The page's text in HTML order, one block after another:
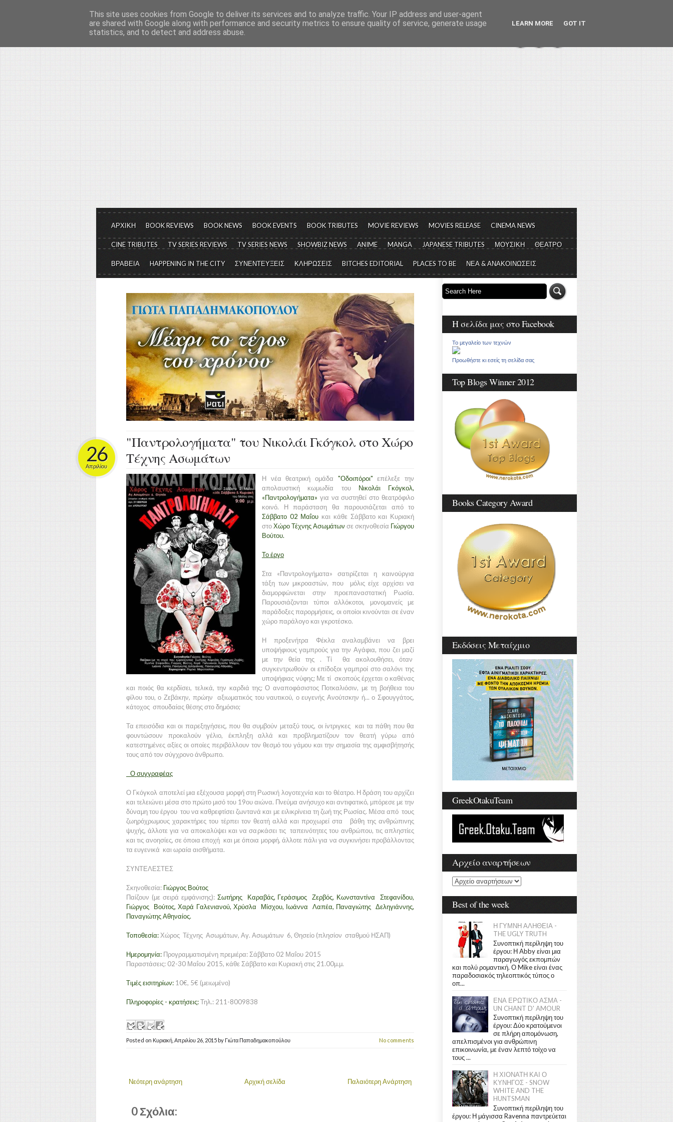
Το μεγαλείο των Τεχνών...
Είμαστε πάντα εδώ για να μιλάμε για τον πολιτισμό, σε κάθε του μορφή και έκταση...
ΑΡΧΙΚΗ BOOK REVIEWS BOOK NEWS BOOK EVENTS BOOK TRIBUTES MOVIE REVIEWS MOVIES RELEASE CINEMA NEWS
CINE TRIBUTES TV SERIES REVIEWS TV SERIES NEWS SHOWBIZ NEWS ANIME MANGA JAPANESE TRIBUTES ΜΟΥΣΙΚΗ ΘΕΑΤΡΟ
ΒΡΑΒΕΙΑ HAPPENING IN THE CITY ΣΥΝΕΝΤΕΥΞΕΙΣ ΚΛΗΡΩΣΕΙΣ BITCHES EDITORIAL PLACES TO BE ΝΕΑ & ΑΝΑΚΟΙΝΩΣΕΙΣ
"Παντρολογήματα" του Νικολάι Γκόγκολ στο Χώρο
Τέχνης Ασωμάτων
26
Απριλίου
Η νέα θεατρική ομάδα "Οδοιπόροι"επέλεξε την
απολαυστική κωμωδία του Νικολάι Γκόγκολ,
«Παντρολογήματα» για να συστηθεί στο θεατρόφιλο
κοινό. Η παράσταση θα παρουσιάζεται από το
Σάββατο 02 Μαΐου και κάθε Σάββατο και Κυριακή
στοΧώρο Τέχνης Ασωμάτων σε σκηνοθεσία Γιώργου
Βούτου.
Το έργο
Στα «Παντρολογήματα» σατιρίζεται η καινούργια
τάξη των μικροαστών, που μόλις είχε αρχίσει να
διαμορφώνεται στην προεπαναστατική Ρωσία.
Παρουσιάζονται τύποι αλλόκοτοι, μονομανείς με
παράδοξες παρορμήσεις, οι οποίοι κινούνται σε έναν
χώρο παράλογο και γκροτέσκο.
Η προξενήτρα Φέκλα αναλαμβάνει να βρει
υποψήφιους γαμπρούς για την Αγάφια, που ζει μαζί
με την θεία της . Τί θα ακολουθήσει, όταν
συγκεντρωθούν οι επίδοξοι γαμπροί στο σαλόνι της
υποψήφιας νύφης; Με τί σκοπούς έρχεται ο καθένας
και ποιός θα κερδίσει, τελικά, την καρδιά της; Ο αναποφάσιστος Ποτκαλιόσιν, με τη βοήθεια του
φίλου του, ο Ζεβάκην, πρώην αξιωματικός του ναυτικού, ο ευγενής Ανούτσκην ή... ο Σφουγγάτος,
κάτοχος σπουδαίας θέσης στο δημόσιο;
Τα επεισόδια και οι παρεξηγήσεις, που θα συμβούν μεταξύ τους, οι ίντριγκες και τα πάθη που θα
φουντώσουν προκαλούν γέλιο, έκπληξη αλλά και προβληματίζουν τον θεατή γύρω από
κατεστημένες αξίες οι οποίες περιβάλλουν τον θεσμό του γάμου και την σημασία της αμφισβήτησής
τους από τον σύγχρονο άνθρωπο.
Ο συγγραφέας
Ο Γκόγκολ αποτελεί μια εξέχουσα μορφή στη Ρωσική λογοτεχνία και το θέατρο. Η δράση του αρχίζει
και τελειώνει μέσα στο πρώτο μισό του 19ου αιώνα. Πνεύμα ανήσυχο και αντιφατικό, μπόρεσε με την
δύναμη του έργου του να καθρεφτίσει ζωντανά και με ειλικρίνεια τη ζωή της Ρωσίας. Μέσα από τους
ζωηρόχρωμους χαρακτήρες του τέρπει τον θεατή αλλά και προχωρεί στα βάθη της ανθρώπινης
ψυχής, άλλοτε για να αποκαλύψει και να σαρκάσει τις ταπεινότητες του ανθρώπου, τις απληστίες
και τις ανοησίες, σε όποια εποχή και με όποια μορφή, άλλοτε πάλι για να συγκινήσει προβάλλοντας
τα ευγενικά και ωραία αισθήματα.
ΣΥΝΤΕΛΕΣΤΕΣ
Σκηνοθεσία: Γιώργος Βούτος
Παίζουν (με σειρά εμφάνισης): Σωτήρης Καραβάς, Γεράσιμος Ζερβός, Κωνσταντίνα Στεφανίδου,
Γιώργος Βούτος, Χαρά Γαλενιανού, Χρύσλα Μίσχου, Ιωάννα Λαπέα, Παναγιώτης Δεληγιάννης,
Παναγιώτης Αθηναίος.
Τοποθεσία: Χώρος Τέχνης Ασωμάτων, Αγ. Ασωμάτων 6, Θησείο (πλησίον σταθμού ΗΣΑΠ)
Ημερομηνία: Προγραμματισμένη πρεμιέρα: Σάββατο 02 Μαΐου 2015
Παραστάσεις: 02-30 Μαΐου 2015, κάθε Σάββατο και Κυριακή στις 21.00μ.μ.
Τιμές εισιτηρίων: 10€, 5€ (μειωμένο)
Πληροφορίες - κρατήσεις:Τηλ.: 211-8009838
Posted on Κυριακή, Απριλίου 26, 2015 by Γιώτα Παπαδημακοπούλου No comments
Νεότερη ανάρτηση Παλαιότερη Ανάρτηση
Αρχική σελίδα
0 Σχόλια:
Η σελίδα μας στο Facebook
Το μεγαλείο των τεχνών
Προωθήστε κι εσείς τη σελίδα σας
Top Blogs Winner 2012
Books Category Award
Εκδόσεις Μεταίχμιο
GreekOtakuTeam
Αρχείο αναρτήσεων
Best of the week
Η ΓΥΜΝΗ ΑΛΗΘΕΙΑ -
THE UGLY TRUTH
Συνοπτική περίληψη του
έργου: Η Abby είναι μια
παραγωγός εκπομπών
και πολύ ρομαντική. Ο Mike είναι ένας
παραδοσιακός τηλεοπτικός τύπος ο
οπ...
ΕΝΑ ΕΡΩΤΙΚΟ ΑΣΜΑ -
UN CHANT D' AMOUR
Συνοπτική περίληψη του
έργου: Δύο κρατούμενοι
σε πλήρη απομόνωση,
απελπισμένοι για ανθρώπινη
επικοινωνία, με έναν λεπτό τοίχο να
τους ...
Η ΧΙΟΝΑΤΗ ΚΑΙ Ο
ΚΥΝΗΓΟΣ - SNOW
WHITE AND THE
HUNTSMAN
Συνοπτική περίληψη του
έργου: Η μάγισσα Ravenna παντρεύεται
This site uses cookies from Google to deliver its services and to analyze traffic. Your IP address and user-agent
are shared with Google along with performance and security metrics to ensure quality of service, generate usage
statistics, and to detect and address abuse.
LEARN MORE GOT IT